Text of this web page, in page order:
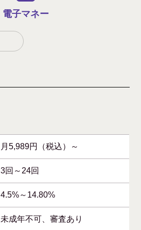
電子マネー
月5,989円（税込）～
3回～24回
4.5%～14.80%
未成年不可、審査あり